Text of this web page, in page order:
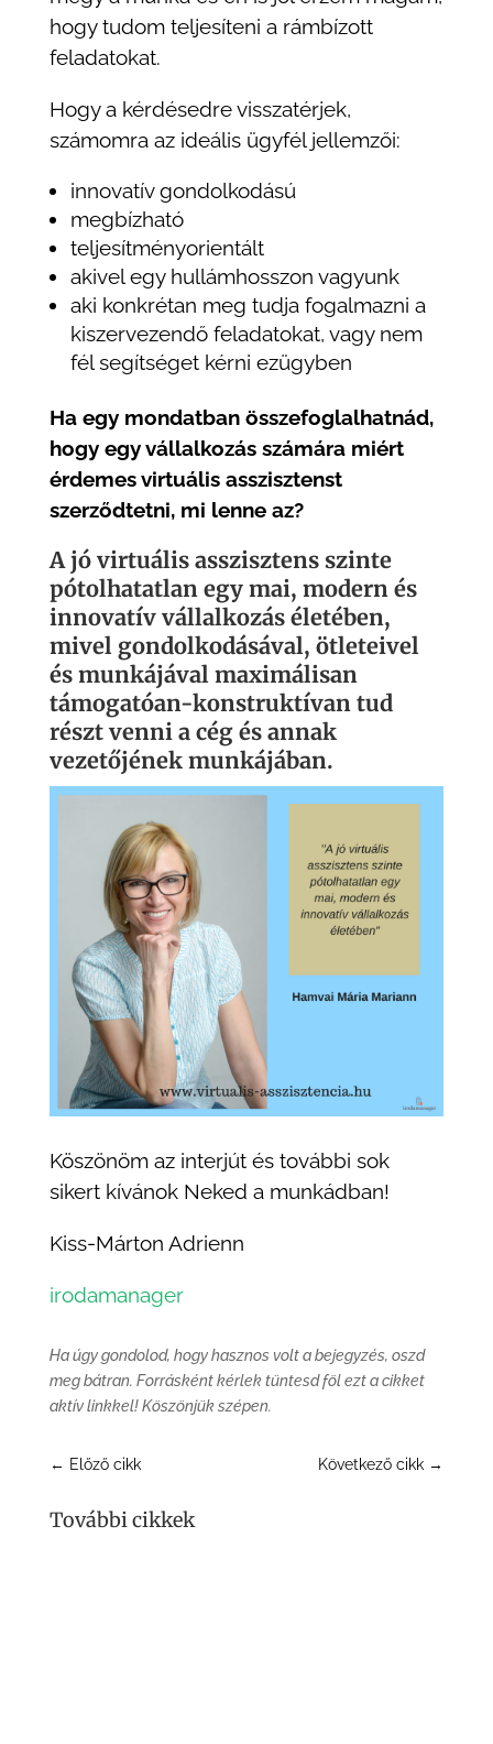
hogy tudom teljesíteni a rámbízott
feladatokat.
Hogy a kérdésedre visszatérjek,
számomra az ideális ügyfél jellemzői:
innovatív gondolkodású
megbízható
teljesítményorientált
akivel egy hullámhosszon vagyunk
aki konkrétan meg tudja fogalmazni a
kiszervezendő feladatokat, vagy nem
fél segítséget kérni ezügyben
Ha egy mondatban összefoglalhatnád,
hogy egy vállalkozás számára miért
érdemes virtuális asszisztenst
szerződtetni, mi lenne az?
A jó virtuális asszisztens szinte
pótolhatatlan egy mai, modern és
innovatív vállalkozás életében,
mivel gondolkodásával, ötleteivel
és munkájával maximálisan
támogatóan-konstruktívan tud
részt venni a cég és annak
vezetőjének munkájában.
Köszönöm az interjút és további sok
sikert kívánok Neked a munkádban!
Kiss-Márton Adrienn
irodamanager
Ha úgy gondolod, hogy hasznos volt a bejegyzés, oszd
meg bátran. Forrásként kérlek tüntesd föl ezt a cikket
aktív linkkel! Köszönjük szépen.
← Előző cikk Következő cikk →
További cikkek